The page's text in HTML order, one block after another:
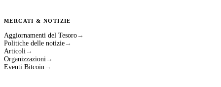
MERCATI & NOTIZIE
Aggiornamenti del Tesoro →
Politiche delle notizie →
Articoli →
Organizzazioni →
Eventi Bitcoin →